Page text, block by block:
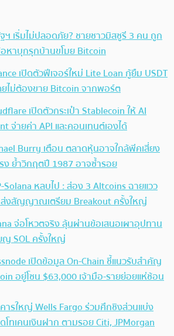
ฯ เริ่มไม่ปลอดภัย? ชายชาวมิสซูรี 3 คน ถูก
หาบุกรุกบ้านขโมย Bitcoin
เปิดตัวฟีเจอร์ใหม่ Lite Loan กู้ยืม USDT
ยไม่ต้องขาย Bitcoin จากพอร์ต
เปิดตัวกระเป๋า Stablecoin ให้ AI
จ่ายค่า API และคอนเทนต์เองได้
Burry เตือน ตลาดหุ้นอาจใกล้พีคเสี่ยง
ง ย้ำวิกฤตปี 1987 อาจซ้ำรอย
Solana หลบไป : ส่อง 3 Altcoins ฉายแวว
ส่งสัญญาณเตรียม Breakout ครั้งใหญ่
จ่อโหวตจริง ลุ้นผ่านข้อเสนอเผาอุปทาน
ญ SOL ครั้งใหญ่
เปิดข้อมูล On-Chain ชี้แนวรับสำคัญ
อยู่โซน $63,000 เจ้ามือ-รายย่อยแห่ช้อน
ารใหญ่ Wells Fargo ร่วมศึกชิงส่วนแบ่ง
โทเคนเงินฝาก ตามรอย Citi, JPMorgan